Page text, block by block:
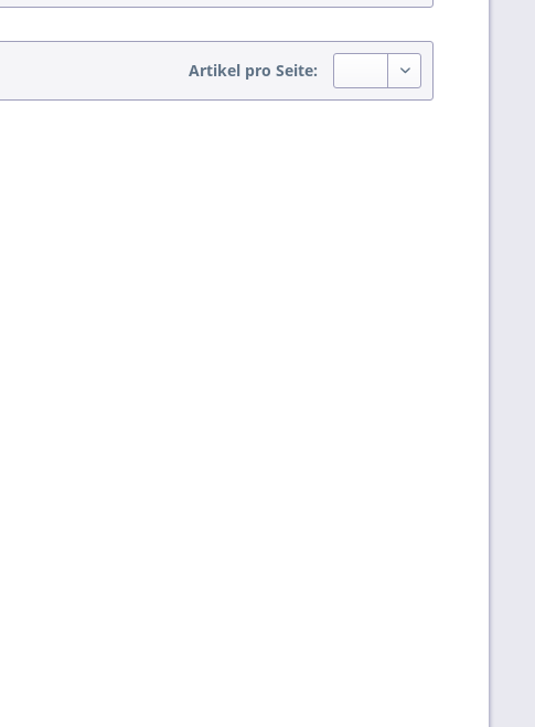
Artikel pro Seite: